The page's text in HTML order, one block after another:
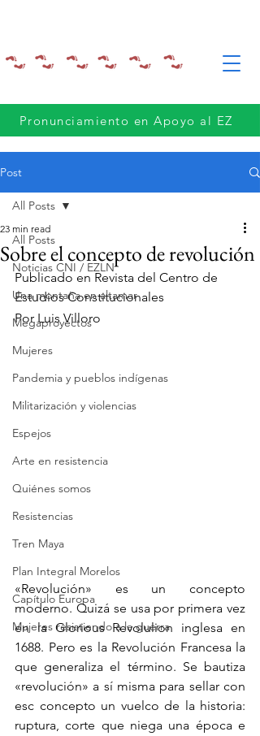
Pronunciamiento en Apoyo al EZ
Post
All Posts
Noticias CNI / EZLN
Una montaña en altamar
Megaproyectos
Mujeres
Pandemia y pueblos indígenas
Militarización y violencias
Espejos
Arte en resistencia
Quiénes somos
Resistencias
Tren Maya
Plan Integral Morelos
Capítulo Europa
Mujeres resistiendo a la guerra
All Posts
Sobre el concepto de revolución
23 min read
Publicado en Revista del Centro de
Estudios Constitucionales
Por Luis Villoro
«Revolución» es un concepto
moderno. Quizá se usa por primera vez
en la Glorious Revolulion inglesa en
1688. Pero es la Revolución Francesa la
que generaliza el término. Se bautiza
«revolución» a sí misma para sellar con
esc concepto un vuelco de la historia:
ruptura, corte que niega una época e